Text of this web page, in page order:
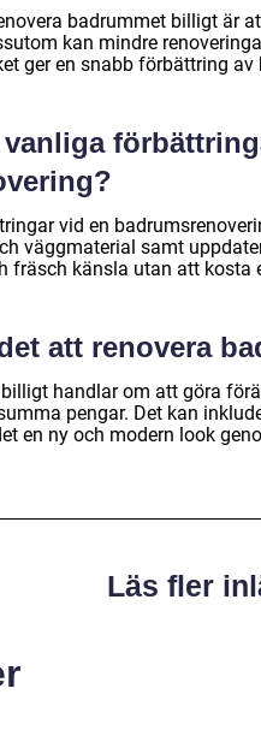
badrummet billigt är
kan mindre
ger en snabb förbättring
vanliga
vid en
väggmaterial samt
fräsch känsla utan att kosta
att renovera
handlar om att göra
pengar. Det kan
en ny och modern look
Läs fler